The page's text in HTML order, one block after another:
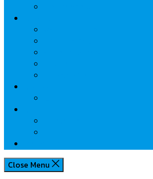
Close Menu